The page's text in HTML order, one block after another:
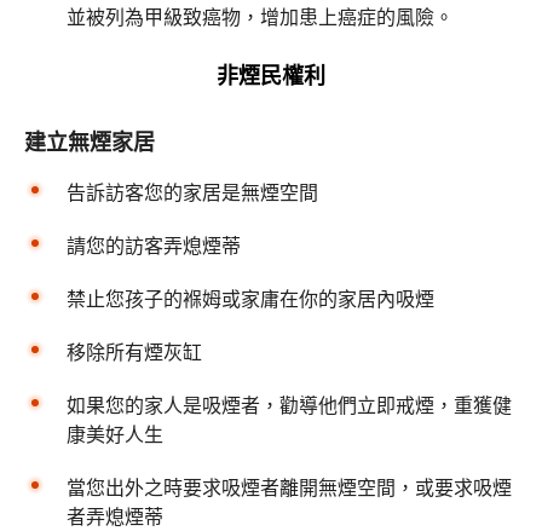
並被列為甲級致癌物，增加患上癌症的風險。
非煙民權利
建立無煙家居
告訴訪客您的家居是無煙空間
請您的訪客弄熄煙蒂
禁止您孩子的褓姆或家庸在你的家居內吸煙
移除所有煙灰缸
如果您的家人是吸煙者，勸導他們立即戒煙，重獲健
康美好人生
當您出外之時要求吸煙者離開無煙空間，或要求吸煙
者弄熄煙蒂